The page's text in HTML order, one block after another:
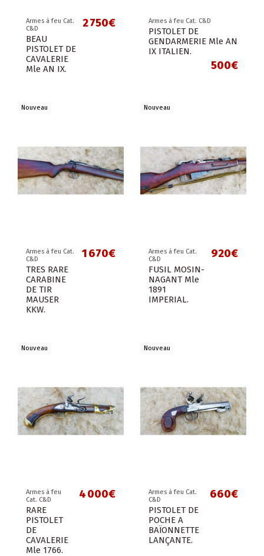
Armes à feu Cat.
C&D
BEAU
PISTOLET DE
CAVALERIE
Mle AN IX.
2 750€ Armes à feu Cat. C&D
PISTOLET DE
GENDARMERIE Mle AN
IX ITALIEN.
500€
Nouveau
Armes à feu Cat.
C&D
TRES RARE
CARABINE
DE TIR
MAUSER
KKW.
1 670€
Nouveau
Armes à feu Cat.
C&D
FUSIL MOSIN-
NAGANT Mle
1891
IMPERIAL.
920€
Nouveau
Armes à feu
Cat. C&D
RARE
PISTOLET
DE
CAVALERIE
Mle 1766.
4 000€
Nouveau
Armes à feu Cat.
C&D
PISTOLET DE
POCHE A
BAÏONNETTE
LANÇANTE.
660€